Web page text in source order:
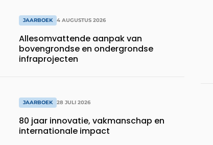
JAARBOEK 4 AUGUSTUS 2026
Allesomvattende aanpak van
bovengrondse en ondergrondse
infraprojecten
JAARBOEK 28 JULI 2026
80 jaar innovatie, vakmanschap en
internationale impact